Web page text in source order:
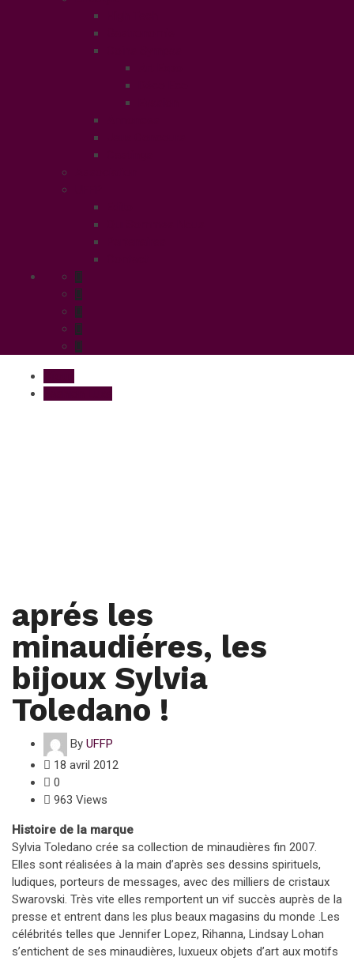
aprés les
minaudiéres, les
bijoux Sylvia
Toledano !
By UFFP
18 avril 2012
0
963 Views
Histoire de la marque
Sylvia Toledano crée sa collection de minaudières fin 2007.
Elles sont réalisées à la main d’après ses dessins spirituels,
ludiques, porteurs de messages, avec des milliers de cristaux
Swarovski. Très vite elles remportent un vif succès auprès de la
presse et entrent dans les plus beaux magasins du monde .Les
célébrités telles que Jennifer Lopez, Rihanna, Lindsay Lohan
s’entichent de ses minaudières, luxueux objets d’art aux motifs